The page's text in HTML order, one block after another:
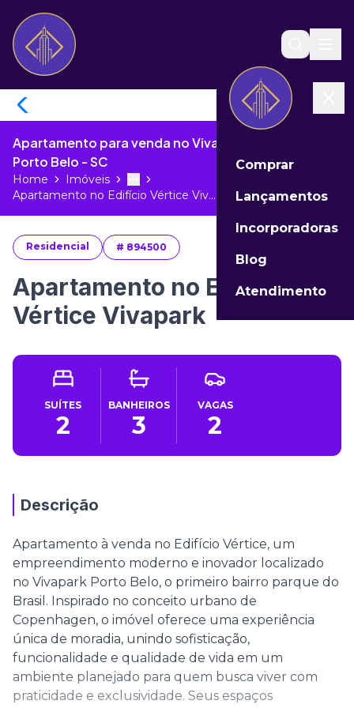
Comprar
Lançamentos
Incorporadoras
Blog
Atendimento
Apartamento para venda no Vivapark Porto Belo de
Porto Belo - SC
Home Imóveis More
Toggle menu
Apartamento no Edifício Vértice Viv...
Residencial # 894500
Apartamento no Edifício
Vértice Vivapark
SUÍTES
2
BANHEIROS
3
VAGAS
2
Descrição
Apartamento à venda no Edifício Vértice, um
empreendimento moderno e inovador localizado
no Vivapark Porto Belo, o primeiro bairro parque do
Brasil. Inspirado no conceito urbano de
Copenhagen, o imóvel oferece uma experiência
única de moradia, unindo sofisticação,
funcionalidade e qualidade de vida em um
ambiente planejado para quem busca viver com
praticidade e exclusividade. Seus espaços